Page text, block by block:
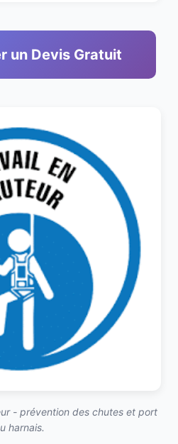
un Devis Gratuit
- prévention des chutes et port
harnais.